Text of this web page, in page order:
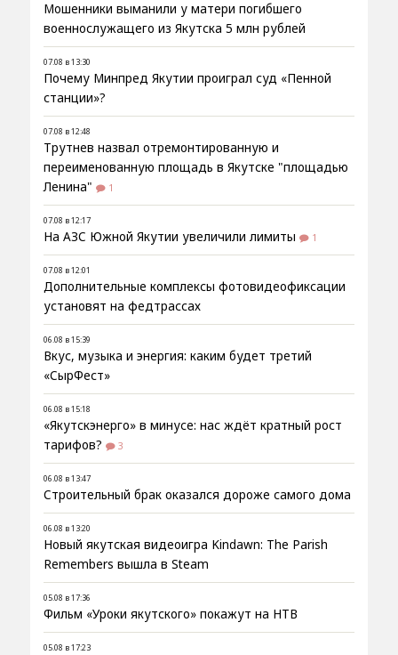
Мошенники выманили у матери погибшего
военнослужащего из Якутска 5 млн рублей
07.08 в 13:30
Почему Минпред Якутии проиграл суд «Пенной
станции»?
07.08 в 12:48
Трутнев назвал отремонтированную и
переименованную площадь в Якутске "площадью
Ленина"
1
07.08 в 12:17
На АЗС Южной Якутии увеличили лимиты 1
07.08 в 12:01
Дополнительные комплексы фотовидеофиксации
установят на федтрассах
06.08 в 15:39
Вкус, музыка и энергия: каким будет третий
«СырФест»
06.08 в 15:18
«Якутскэнерго» в минусе: нас ждёт кратный рост
тарифов?
3
06.08 в 13:47
Строительный брак оказался дороже самого дома
06.08 в 13:20
Новый якутская видеоигра Kindawn: The Parish
Remembers вышла в Steam
05.08 в 17:36
Фильм «Уроки якутского» покажут на НТВ
05.08 в 17:23